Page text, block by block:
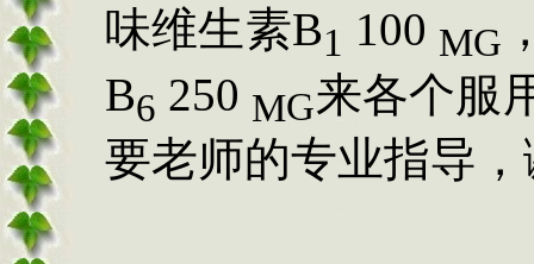
味维生素B1 100 MG
B6 250 MG来各个服
要老师的专业指导